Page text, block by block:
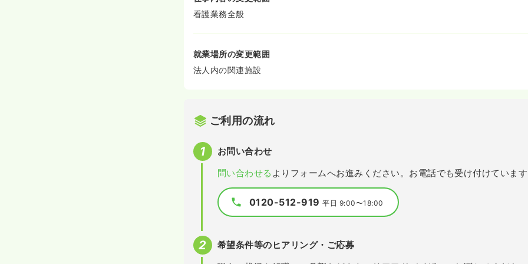
看護業務全般
就業場所の変更範囲
法人内の関連施設
ご利用の流れ
お問い合わせ
問い合わせる よりフォームへお進みください。お電話でも受け付けていま
0120-512-919平日 9:00〜18:00
希望条件等のヒアリング・ご応募